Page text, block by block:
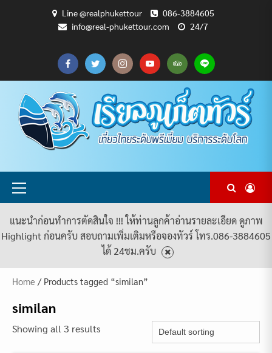
Line @realphukettour
086-3884605
info@real-phukettour.com
24/7
CART
CHECKOUT
MY
ACCOUNT
SAMPLE
PAGE
ทัวร์
ทั้งหมด
บทความ
ท่อง
เที่ยว
ยินดี
ต้อนรับ
สู่
PHUKET
TOUR
เกี่ยว
กับ
เรา
แพ็คเกจ
ทัวร์
ทั้งหมด
Primary
แนะนำก่อนทำการตัดสินใจ !!! ให้ท่านลูกค้าอ่านรายละเอียด ดูภาพ
Highlight ก่อนครับ สอบถามเพิ่มเติมหรือจองทัวร์ โทร.086-3884605
ได้ 24ชม.ครับ
Home / Products tagged “similan”
similan
Showing all 3 results